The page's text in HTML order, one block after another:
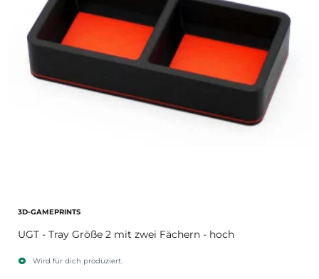
3D-GAMEPRINTS
UGT - Tray Größe 2 mit zwei Fächern - hoch
Wird für dich produziert.